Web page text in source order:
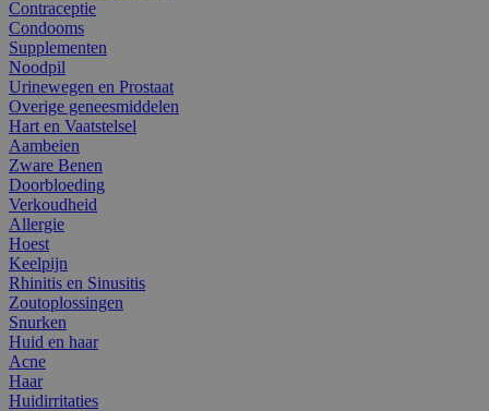
Contraceptie
Condooms
Supplementen
Noodpil
Urinewegen en Prostaat
Overige geneesmiddelen
Hart en Vaatstelsel
Aambeien
Zware Benen
Doorbloeding
Verkoudheid
Allergie
Hoest
Keelpijn
Rhinitis en Sinusitis
Zoutoplossingen
Snurken
Huid en haar
Acne
Haar
Huidirritaties